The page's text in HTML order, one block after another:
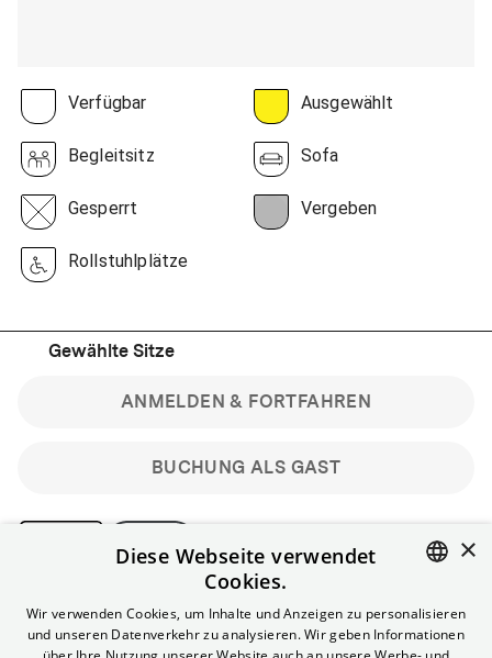
Verfügbar Ausgewählt
Begleitsitz Sofa
Gesperrt Vergeben
Rollstuhlplätze
Gewählte Sitze
BUCHUNG ALS GAST
ANMELDEN & FORTFAHREN
Bitte beachte: Gastbuchungen sind nicht stornierbar.
Registriere dich kostenlos für bis zu 90 min vor Filmbeginn
stornierbare Tickets für reguläre Vorstellungen.
ENGLISH
×
Diese Webseite verwendet
Cookies.
Wir verwenden Cookies, um Inhalte und Anzeigen zu personalisieren
und unseren Datenverkehr zu analysieren. Wir geben Informationen